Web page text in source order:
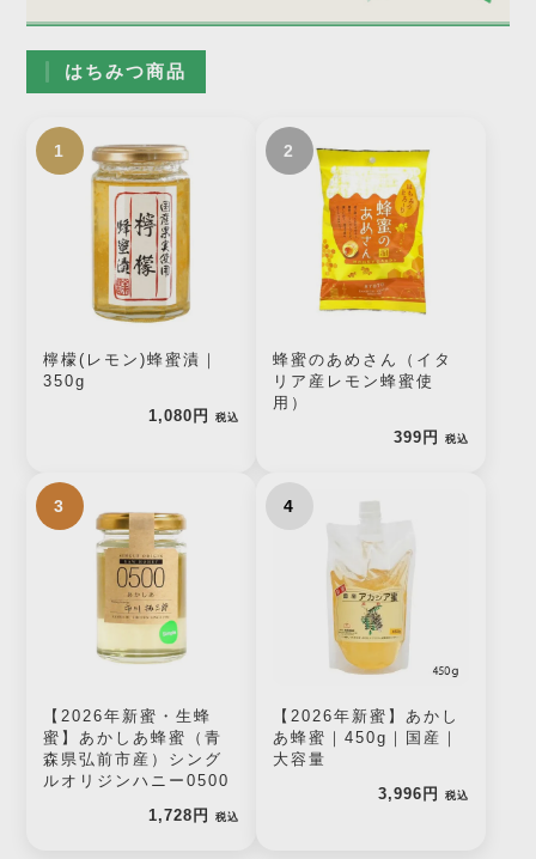
はちみつ商品
1
檸檬(レモン)蜂蜜漬｜
350g
1,080円
税込
2
蜂蜜のあめさん（イタ
リア産レモン蜂蜜使
用）
399円
税込
3
【2026年新蜜・生蜂
蜜】あかしあ蜂蜜（青
森県弘前市産）シング
ルオリジンハニー0500
1,728円
税込
4
【2026年新蜜】あかし
あ蜂蜜｜450g｜国産｜
大容量
3,996円
税込